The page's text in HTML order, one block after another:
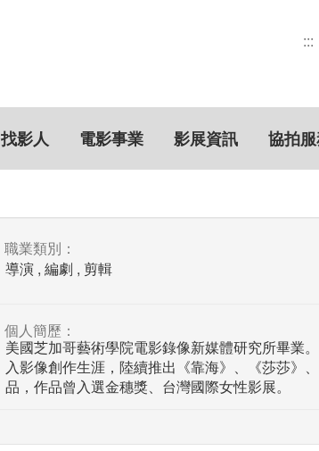
:::
找影人 電影事業 影展資訊 協拍
職業類別：
導演 , 編劇 , 剪輯
個人簡歷：
美國芝加哥藝術學院電影錄像新媒體研究所畢業
入影像創作生涯，陸續推出《靠海》、《莎莎》
品，作品曾入選金穗獎、台灣國際女性影展。